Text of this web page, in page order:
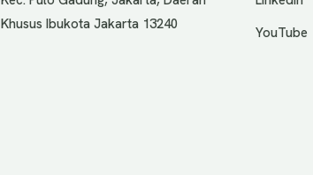
Khusus Ibukota Jakarta 13240
YouTube